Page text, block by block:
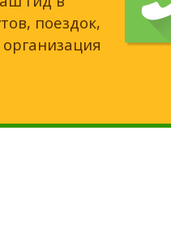
поездок,